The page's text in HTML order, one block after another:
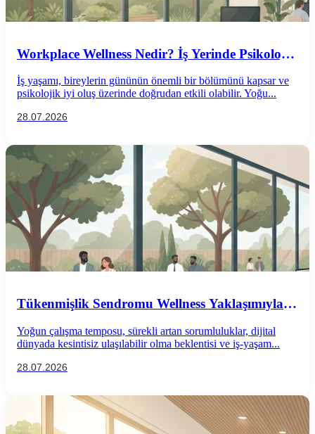
Workplace Wellness Nedir? İş Yerinde Psikolojik
İş yaşamı, bireylerin gününün önemli bir bölümünü kapsar ve
psikolojik iyi oluş üzerinde doğrudan etkili olabilir. Yoğu...
28.07.2026
Tükenmişlik Sendromu Wellness Yaklaşımıyla
Yoğun çalışma temposu, sürekli artan sorumluluklar, dijital
dünyada kesintisiz ulaşılabilir olma beklentisi ve iş-yaşam...
28.07.2026